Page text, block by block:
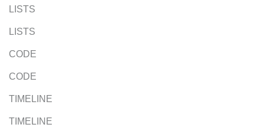
LISTS
LISTS
CODE
CODE
TIMELINE
TIMELINE